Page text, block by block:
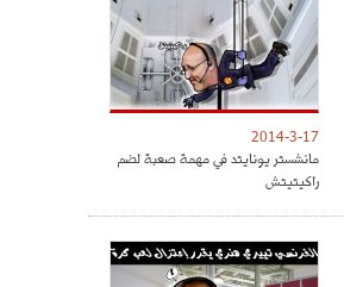
2014-3-17
مانشستر يونايتد في مهمة صعبة لضم
راكيتيتش